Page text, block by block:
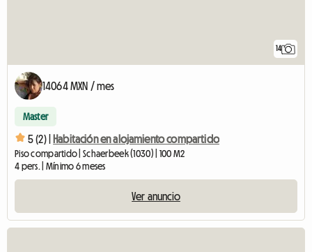
14
14064 MXN / mes
Master
5 (2) | Habitación en alojamiento compartido
Piso compartido | Schaerbeek (1030) | 100 M2
4 pers. | Mínimo 6 meses
Ver anuncio